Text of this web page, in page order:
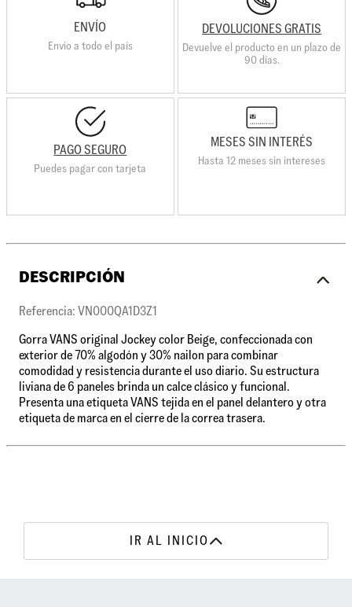
ENVÍO
Envio a todo el país
DEVOLUCIONES GRATIS
Devuelve el producto en un plazo de
90 días.
PAGO SEGURO
Puedes pagar con tarjeta
MESES SIN INTERÉS
Hasta 12 meses sin intereses
DESCRIPCIÓN
Referencia: VN000QA1D3Z1
Gorra VANS original Jockey color Beige, confeccionada con
exterior de 70% algodón y 30% nailon para combinar
comodidad y resistencia durante el uso diario. Su estructura
liviana de 6 paneles brinda un calce clásico y funcional.
Presenta una etiqueta VANS tejida en el panel delantero y otra
etiqueta de marca en el cierre de la correa trasera.
IR AL INICIO